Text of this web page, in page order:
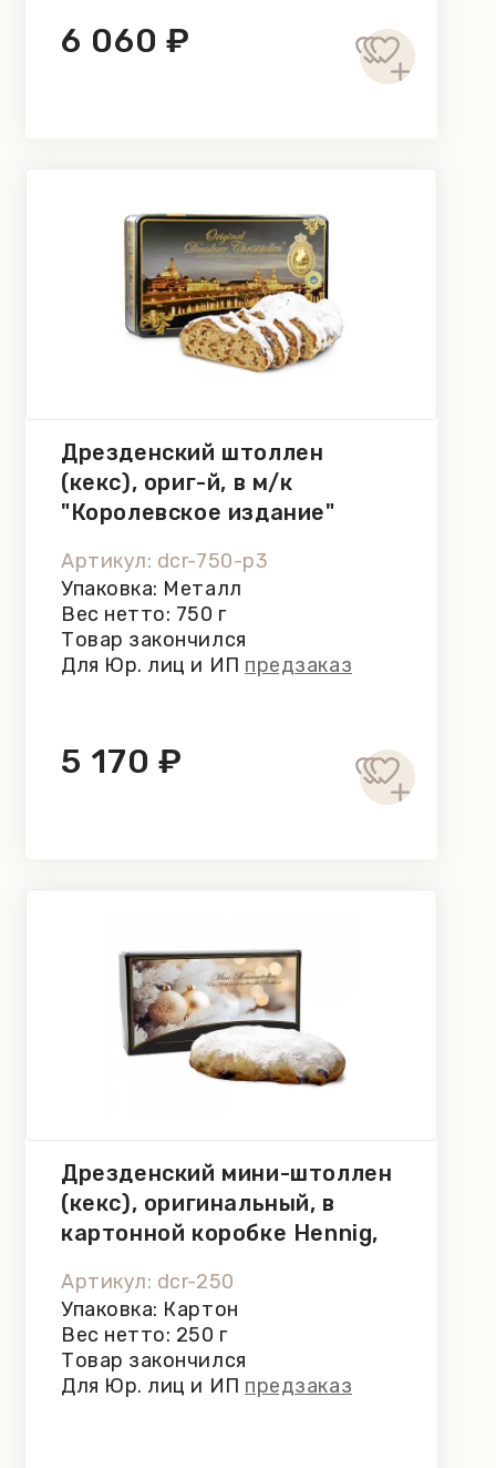
6 060 ₽
Дрезденский штоллен
(кекс), ориг-й, в м/к
"Королевское издание"
Артикул: dcr-750-p3
Упаковка: Металл
Вес нетто: 750 г
Товар закончился
Для Юр. лиц и ИП предзаказ
5 170 ₽
Дрезденский мини-штоллен
(кекс), оригинальный, в
картонной коробке Hennig,
Артикул: dcr-250
Упаковка: Картон
Вес нетто: 250 г
Товар закончился
Для Юр. лиц и ИП предзаказ